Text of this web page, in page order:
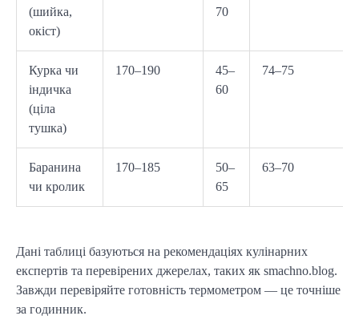
(шийка,
окіст)
70
Курка чи
індичка
(ціла
тушка)
170–190
45–
60
74–75
Баранина
чи кролик
170–185
50–
65
63–70
Дані таблиці базуються на рекомендаціях кулінарних
експертів та перевірених джерелах, таких як smachno.blog.
Завжди перевіряйте готовність термометром — це точніше
за годинник.